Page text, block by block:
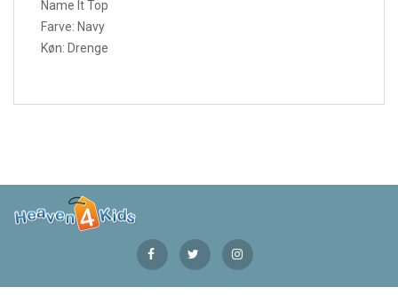
Name It Top
Farve: Navy
Køn: Drenge